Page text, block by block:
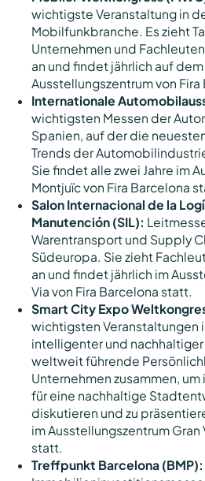
wichtigste Veranstaltung in
Mobilfunkbranche. Es zieht
Unternehmen und
an und findet jährlich auf dem
Ausstellungszentrum von
Internationale
wichtigsten Messen der
Spanien, auf der die
Trends der
Sie findet alle zwei Jahre im
Montjuïc von Fira Barcelona
Salon Internacional de la
Manutención (SIL):
Warentransport und Supply
Südeuropa. Sie zieht
an und findet jährlich im
Via von Fira Barcelona statt.
Smart City Expo
wichtigsten Veranstaltungen
intelligenter und
weltweit führende
Unternehmen zusammen,
für eine nachhaltige
diskutieren und zu
im Ausstellungszentrum Gran
statt.
Treffpunkt Barcelona (BMP):